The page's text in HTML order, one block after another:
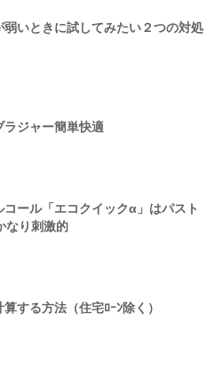
弱いときに試してみたい２つの対処
ラジャー簡単快適
コール「エコクイックα」はパスト
なり刺激的
する方法（住宅ﾛｰﾝ除く）